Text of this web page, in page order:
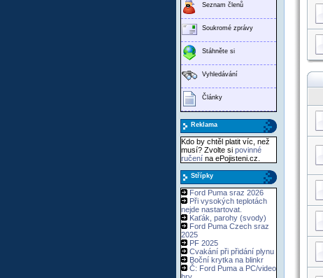
Seznam členů
Soukromé zprávy
Stáhněte si
Vyhledávání
Články
Reklama
Kdo by chtěl platit víc, než
musí? Zvolte si povinné
ručení na ePojisteni.cz.
Střípky
Ford Puma sraz 2026
Při vysokých teplotách
nejde nastartovat.
Kaťák, parohy (svody)
Ford Puma Czech sraz
2025
PF 2025
Cvakání při přidání plynu
Boční krytka na blinkr
Č: Ford Puma a PC/video